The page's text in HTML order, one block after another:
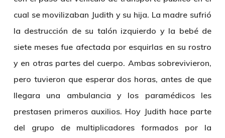
cual se movilizaban Judith y su hija. La madre sufrió
la destrucción de su talón izquierdo y la bebé de
siete meses fue afectada por esquirlas en su rostro
y en otras partes del cuerpo. Ambas sobrevivieron,
pero tuvieron que esperar dos horas, antes de que
llegara una ambulancia y los paramédicos les
prestasen primeros auxilios. Hoy Judith hace parte
del grupo de multiplicadores formados por la